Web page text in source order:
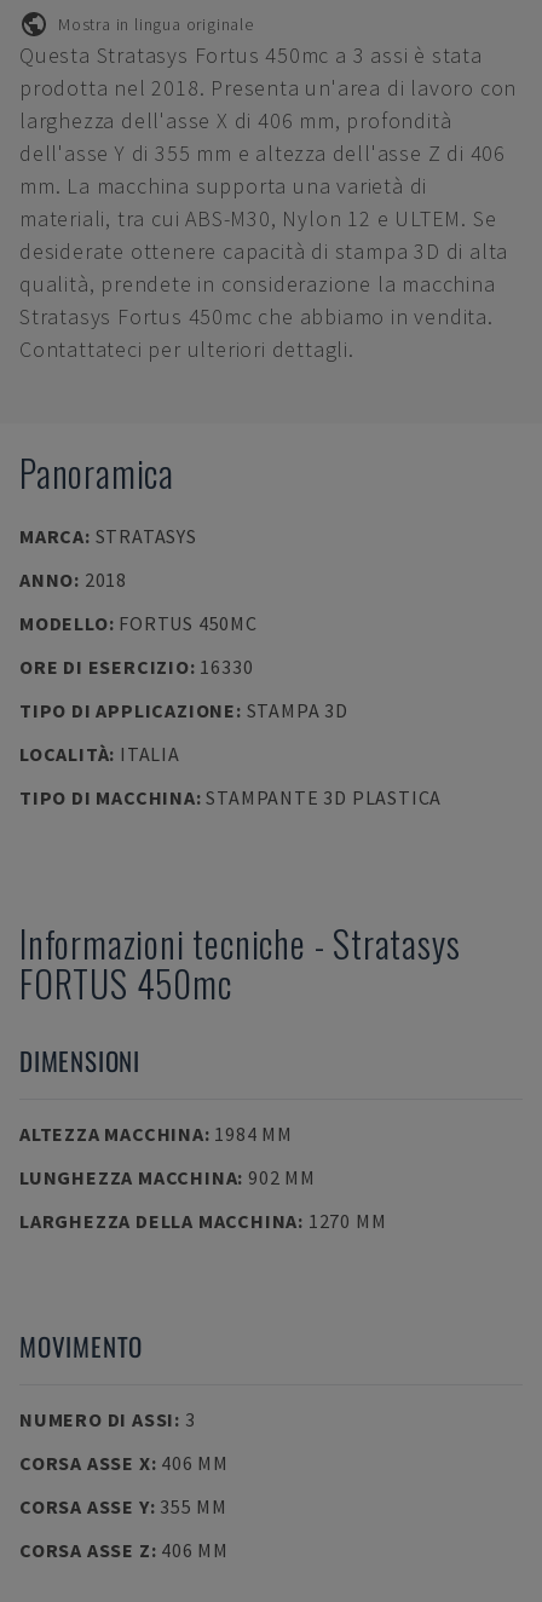
Mostra in lingua originale
Questa Stratasys Fortus 450mc a 3 assi è stata
prodotta nel 2018. Presenta un'area di lavoro con
larghezza dell'asse X di 406 mm, profondità
dell'asse Y di 355 mm e altezza dell'asse Z di 406
mm. La macchina supporta una varietà di
materiali, tra cui ABS-M30, Nylon 12 e ULTEM. Se
desiderate ottenere capacità di stampa 3D di alta
qualità, prendete in considerazione la macchina
Stratasys Fortus 450mc che abbiamo in vendita.
Contattateci per ulteriori dettagli.
Panoramica
MARCA: STRATASYS
ANNO: 2018
MODELLO: FORTUS 450MC
ORE DI ESERCIZIO: 16330
TIPO DI APPLICAZIONE: STAMPA 3D
LOCALITÀ: ITALIA
TIPO DI MACCHINA:STAMPANTE 3D PLASTICA
Informazioni tecniche - Stratasys
FORTUS 450mc
DIMENSIONI
ALTEZZA MACCHINA: 1984 MM
LUNGHEZZA MACCHINA: 902 MM
LARGHEZZA DELLA MACCHINA: 1270 MM
MOVIMENTO
NUMERO DI ASSI: 3
CORSA ASSE X: 406 MM
CORSA ASSE Y: 355 MM
CORSA ASSE Z: 406 MM